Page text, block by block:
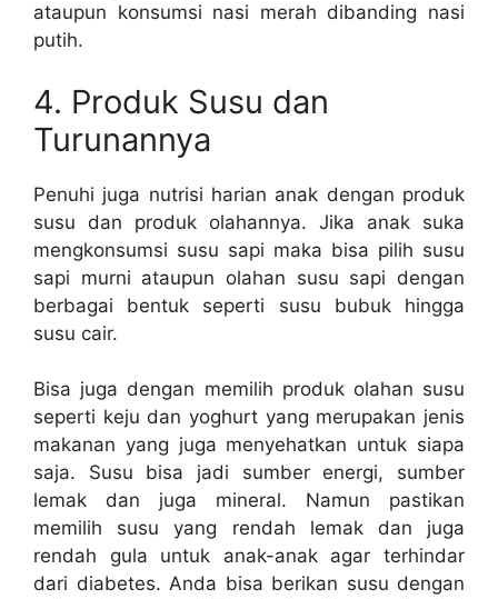
ataupun konsumsi nasi merah dibanding nasi
putih.
4. Produk Susu dan
Turunannya
Penuhi juga nutrisi harian anak dengan produk
susu dan produk olahannya. Jika anak suka
mengkonsumsi susu sapi maka bisa pilih susu
sapi murni ataupun olahan susu sapi dengan
berbagai bentuk seperti susu bubuk hingga
susu cair.
Bisa juga dengan memilih produk olahan susu
seperti keju dan yoghurt yang merupakan jenis
makanan yang juga menyehatkan untuk siapa
saja. Susu bisa jadi sumber energi, sumber
lemak dan juga mineral. Namun pastikan
memilih susu yang rendah lemak dan juga
rendah gula untuk anak-anak agar terhindar
dari diabetes. Anda bisa berikan susu dengan